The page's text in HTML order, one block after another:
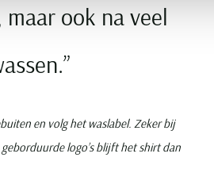
ook na veel
en volg het waslabel. Zeker bij
logo’s blijft het shirt dan